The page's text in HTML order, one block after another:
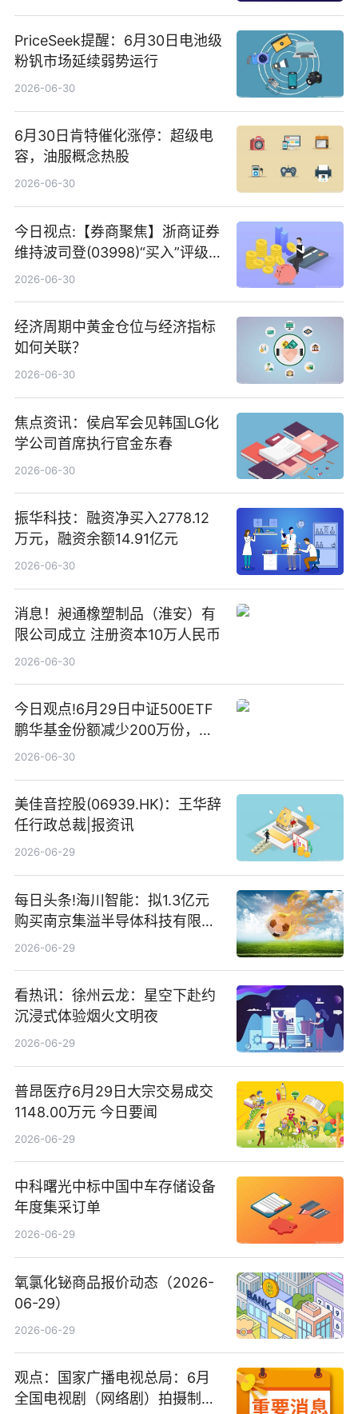
PriceSeek提醒：6月30日电池级
粉钒市场延续弱势运行
2026-06-30
6月30日肯特催化涨停：超级电
容，油服概念热股
2026-06-30
今日视点:【券商聚焦】浙商证券
维持波司登(03998)“买入”评级
指其业绩高质量稳增长
2026-06-30
经济周期中黄金仓位与经济指标
如何关联？
2026-06-30
焦点资讯：侯启军会见韩国LG化
学公司首席执行官金东春
2026-06-30
振华科技：融资净买入2778.12
万元，融资余额14.91亿元
2026-06-30
消息！昶通橡塑制品（淮安）有
限公司成立 注册资本10万人民币
2026-06-30
今日观点!6月29日中证500ETF
鹏华基金份额减少200万份，重
仓股亨通光电、赤峰黄金、佰维
2026-06-30
美佳音控股(06939.HK)：王华辞
任行政总裁|报资讯
2026-06-29
每日头条!海川智能：拟1.3亿元
购买南京集溢半导体科技有限公
司15.3%股权
2026-06-29
看热讯：徐州云龙：星空下赴约
沉浸式体验烟火文明夜
2026-06-29
普昂医疗6月29日大宗交易成交
1148.00万元 今日要闻
2026-06-29
中科曙光中标中国中车存储设备
年度集采订单
2026-06-29
氧氯化铋商品报价动态（2026-
06-29）
2026-06-29
观点：国家广播电视总局：6月
全国电视剧（网络剧）拍摄制作